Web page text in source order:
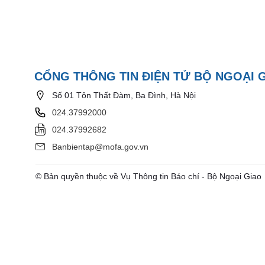
CỔNG THÔNG TIN ĐIỆN TỬ BỘ NGOẠI
Số 01 Tôn Thất Đàm, Ba Đình, Hà Nội
024.37992000
024.37992682
Banbientap@mofa.gov.vn
© Bản quyền thuộc về Vụ Thông tin Báo chí - Bộ Ngoại Giao